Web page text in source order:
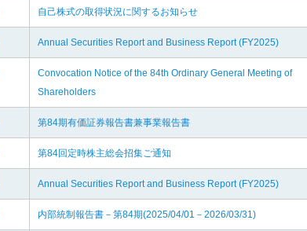
自己株式の取得状況に関するお知らせ
Annual Securities Report and Business Report (FY2025)
Convocation Notice of the 84th Ordinary General Meeting of
Shareholders
第84期有価証券報告書兼事業報告書
第84回定時株主総会招集ご通知
Annual Securities Report and Business Report (FY2025)
内部統制報告書－第84期(2025/04/01－2026/03/31)